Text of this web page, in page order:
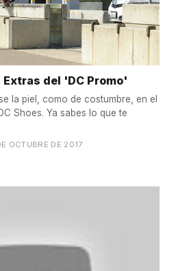
Extras del 'DC Promo'
la piel, como de costumbre, en el
Shoes. Ya sabes lo que te
OCTUBRE DE 2017